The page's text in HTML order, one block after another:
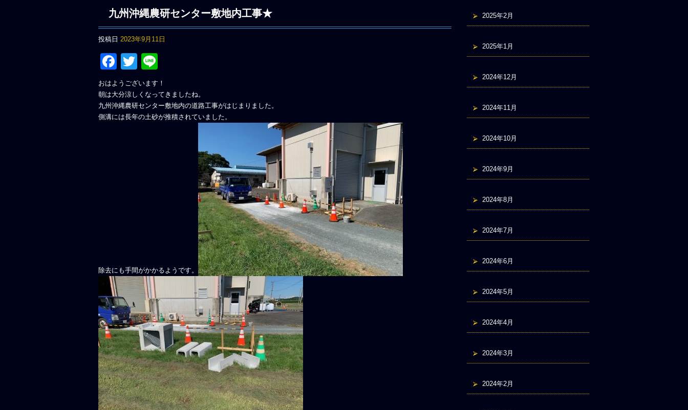
九州沖縄農研センター敷地内工事★
投稿日 2023年9月11日
Facebook
Twitter
おはようございます！
朝は大分涼しくなってきましたね。
九州沖縄農研センター敷地内の道路工事がはじまりました。
側溝には長年の土砂が推積されていました。
除去にも手間がかかるようです。
2025年2月
2025年1月
2024年12月
2024年11月
2024年10月
2024年9月
2024年8月
2024年7月
2024年6月
2024年5月
2024年4月
2024年3月
2024年2月